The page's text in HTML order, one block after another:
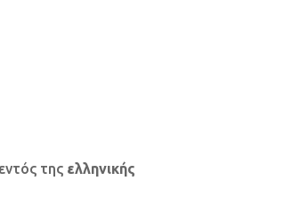
της ελληνικής